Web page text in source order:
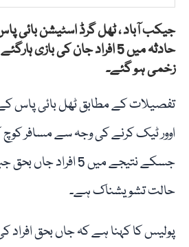
جیکب آباد ، ٹھل گرڈ اسٹیشن بائی
زخمی ہو گئے۔
تفصیلات کے مطابق ٹھل بائی پاس
اوور ٹیک کرنے کی وجہ سے مسافر
حالت تشویشناک ہے۔
پولیس کا کہنا ہے کہ جاں بحق افراد